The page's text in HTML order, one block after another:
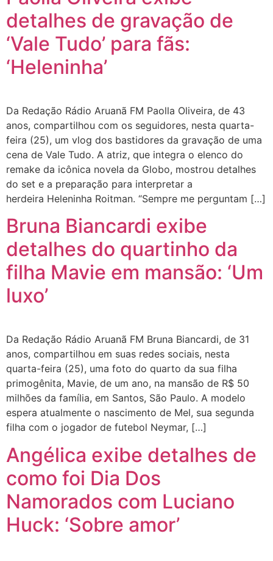
detalhes de gravação de
‘Vale Tudo’ para fãs:
‘Heleninha’
Da Redação Rádio Aruanã FM Paolla Oliveira, de 43
anos, compartilhou com os seguidores, nesta quarta-
feira (25), um vlog dos bastidores da gravação de uma
cena de Vale Tudo. A atriz, que integra o elenco do
remake da icônica novela da Globo, mostrou detalhes
do set e a preparação para interpretar a
herdeira Heleninha Roitman. “Sempre me perguntam […]
Bruna Biancardi exibe
detalhes do quartinho da
filha Mavie em mansão: ‘Um
luxo’
Da Redação Rádio Aruanã FM Bruna Biancardi, de 31
anos, compartilhou em suas redes sociais, nesta
quarta-feira (25), uma foto do quarto da sua filha
primogênita, Mavie, de um ano, na mansão de R$ 50
milhões da família, em Santos, São Paulo. A modelo
espera atualmente o nascimento de Mel, sua segunda
filha com o jogador de futebol Neymar, […]
Angélica exibe detalhes de
como foi Dia Dos
Namorados com Luciano
Huck: ‘Sobre amor’